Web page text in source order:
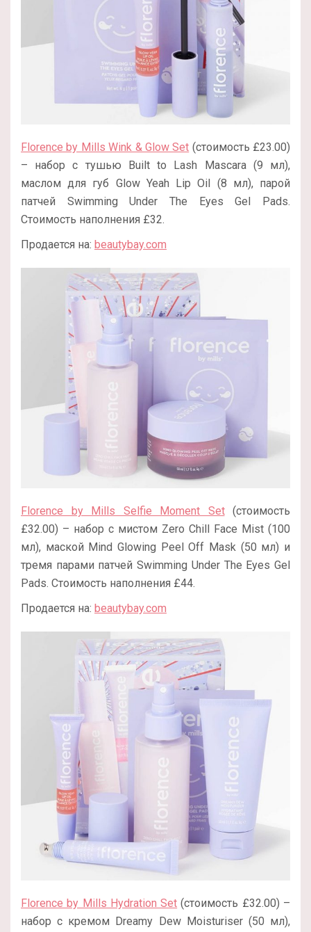
Florence by Mills Wink & Glow Set (стоимость £23.00)
– набор с тушью Built to Lash Mascara (9 мл),
маслом для губ Glow Yeah Lip Oil (8 мл), парой
патчей Swimming Under The Eyes Gel Pads.
Стоимость наполнения £32.
Продается на: beautybay.com
Florence by Mills Selfie Moment Set(стоимость
£32.00) – набор с мистом Zero Chill Face Mist (100
мл), маской Mind Glowing Peel Off Mask (50 мл) и
тремя парами патчей Swimming Under The Eyes Gel
Pads. Стоимость наполнения £44.
Продается на: beautybay.com
Florence by Mills Hydration Set (стоимость £32.00) –
набор с кремом Dreamy Dew Moisturiser (50 мл),